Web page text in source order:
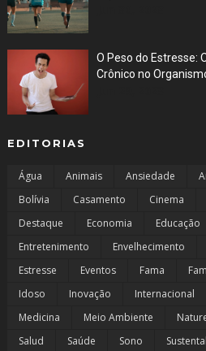
O Peso do Estresse:
Crônico no
EDITORIAS
Água Animais Ansiedade
Bolívia
Casamento Cinema
Destaque
Economia Educação
Entretenimento
Envelhecimento
Estresse
Eventos Fama
Idoso
Inovação Internacional
Medicina
Meio Ambiente
Salud
Saúde Sono